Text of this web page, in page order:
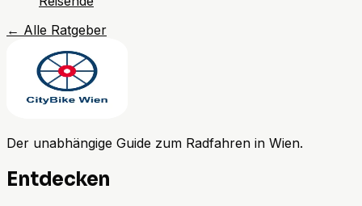
← Alle Ratgeber
Der unabhängige Guide zum Radfahren in Wien.
Entdecken